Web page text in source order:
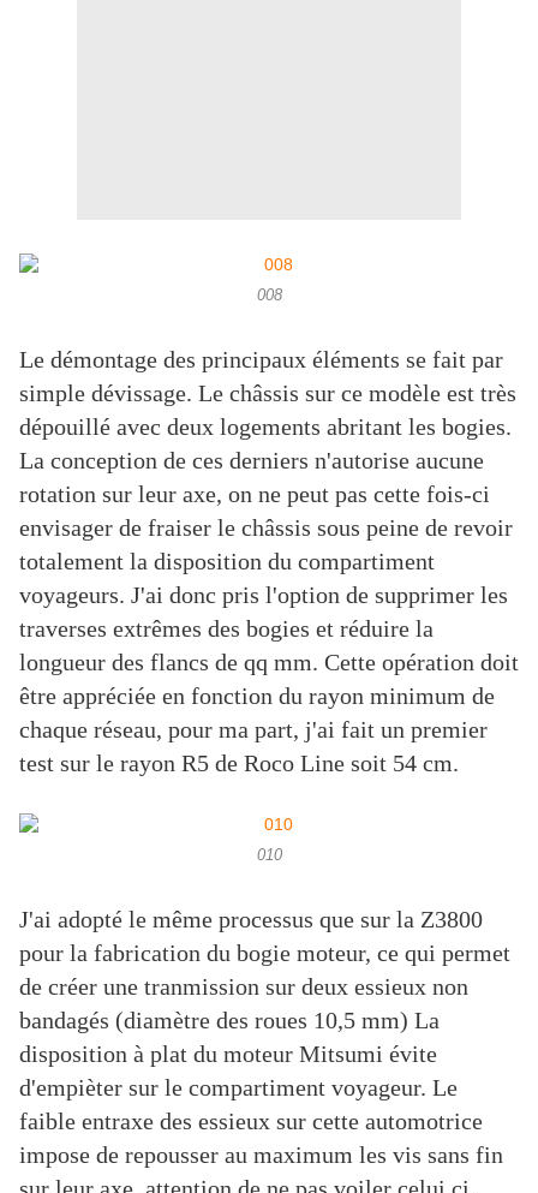
008
Le démontage des principaux éléments se fait par
simple dévissage. Le châssis sur ce modèle est très
dépouillé avec deux logements abritant les bogies.
La conception de ces derniers n'autorise aucune
rotation sur leur axe, on ne peut pas cette fois-ci
envisager de fraiser le châssis sous peine de revoir
totalement la disposition du compartiment
voyageurs. J'ai donc pris l'option de supprimer les
traverses extrêmes des bogies et réduire la
longueur des flancs de qq mm. Cette opération doit
être appréciée en fonction du rayon minimum de
chaque réseau, pour ma part, j'ai fait un premier
test sur le rayon R5 de Roco Line soit 54 cm.
010
J'ai adopté le même processus que sur la Z3800
pour la fabrication du bogie moteur, ce qui permet
de créer une tranmission sur deux essieux non
bandagés (diamètre des roues 10,5 mm) La
disposition à plat du moteur Mitsumi évite
d'empièter sur le compartiment voyageur. Le
faible entraxe des essieux sur cette automotrice
impose de repousser au maximum les vis sans fin